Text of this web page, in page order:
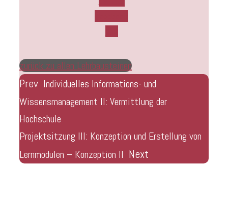
zurück zu allen Lehrbausteinen
Prev Individuelles Informations- und
Wissensmanagement II: Vermittlung der
Hochschule
Projektsitzung III: Konzeption und Erstellung von
Lernmodulen – Konzeption II Next